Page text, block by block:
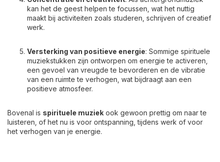
kan het de geest helpen te focussen, wat het nuttig
maakt bij activiteiten zoals studeren, schrijven of creatief
werk.
Versterking van positieve energie: Sommige spirituele
muziekstukken zijn ontworpen om energie te activeren,
een gevoel van vreugde te bevorderen en de vibratie
van een ruimte te verhogen, wat bijdraagt aan een
positieve atmosfeer.
Bovenal is spirituele muziek ook gewoon prettig om naar te
luisteren, of het nu is voor ontspanning, tijdens werk of voor
het verhogen van je energie.